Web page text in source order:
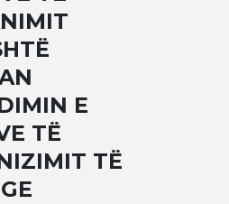
E
TË
TË